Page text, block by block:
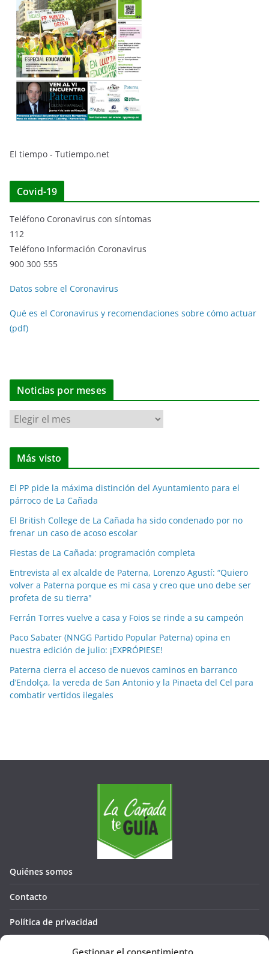
Gestionar el consentimiento
El tiempo - Tutiempo.net
Covid-19
Teléfono Coronavirus con síntomas
112
Teléfono Información Coronavirus
900 300 555
Datos sobre el Coronavirus
Qué es el Coronavirus y recomendaciones sobre cómo actuar
(pdf)
Noticias por meses
N
o
t
i
a
s
p
o
m
e
s
Más visto
El PP pide la máxima distinción del Ayuntamiento para el
párroco de La Cañada
El British College de La Cañada ha sido condenado por no
frenar un caso de acoso escolar
Fiestas de La Cañada: programación completa
Entrevista al ex alcalde de Paterna, Lorenzo Agustí: “Quiero
volver a Paterna porque es mi casa y creo que uno debe ser
profeta de su tierra"
Ferrán Torres vuelve a casa y Foios se rinde a su campeón
Paco Sabater (NNGG Partido Popular Paterna) opina en
nuestra edición de julio: ¡EXPRÓPIESE!
Paterna cierra el acceso de nuevos caminos en barranco
d’Endolça, la vereda de San Antonio y la Pinaeta del Cel para
combatir vertidos ilegales
Quiénes somos
Contacto
Política de privacidad
Política de cookies (UE)